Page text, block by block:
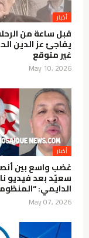
قبل ساعة من
يفاجئ عز الدين
غير متوقع
May 10, 2026
غضب واسع بين
سعيّد بعد فيديو
الدايمي:
May 07, 2026